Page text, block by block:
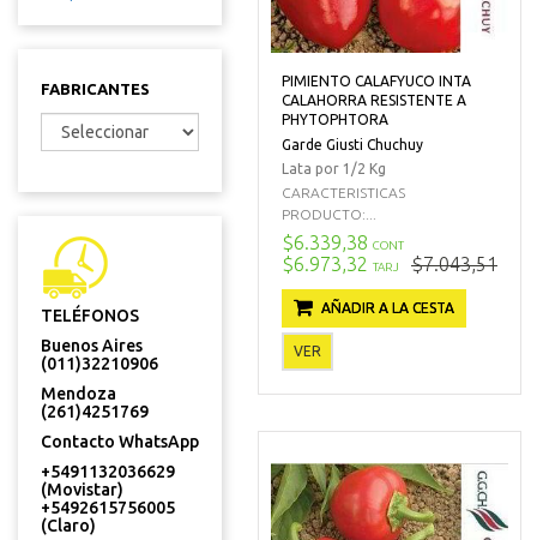
FABRICANTES
TELÉFONOS
Buenos Aires
(011)32210906
Mendoza
(261)4251769
Contacto WhatsApp
+5491132036629
(Movistar)
+5492615756005
(Claro)
PIMIENTO CALAFYUCO INTA
CALAHORRA RESISTENTE A
PHYTOPHTORA
Garde Giusti Chuchuy
Lata por 1/2 Kg
CARACTERISTICAS
PRODUCTO:...
$6.339,38 CONT
$6.973,32 TARJ $7.043,51
AÑADIR A LA CESTA
VER